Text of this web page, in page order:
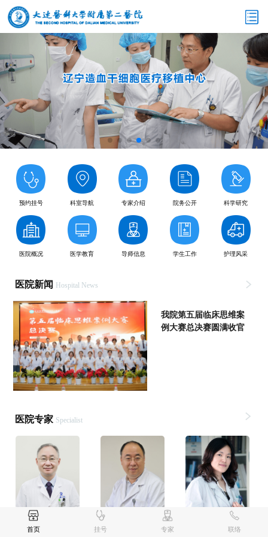
首页 挂号 专家 联络
预约挂号 科室导航 专家介绍 院务公开 科学研究
医院概况 医学教育 导师信息 学生工作 护理风采
医院新闻 Hospital News
我院第五届临床思维案
例大赛总决赛圆满收官
医院专家 Specialist
丁彦春